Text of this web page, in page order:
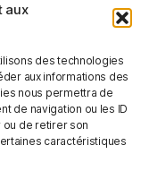
aux
des technologies
aux informations des
nous permettra de
de navigation ou les ID
ou de retirer son
caractéristiques
en